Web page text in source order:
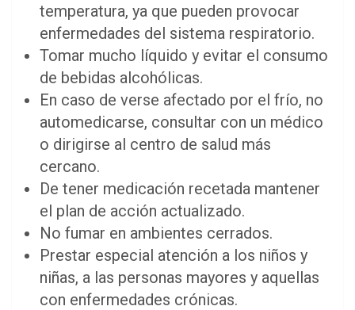
temperatura, ya que pueden provocar
enfermedades del sistema respiratorio.
Tomar mucho líquido y evitar el consumo
de bebidas alcohólicas.
En caso de verse afectado por el frío, no
automedicarse, consultar con un médico
o dirigirse al centro de salud más
cercano.
De tener medicación recetada mantener
el plan de acción actualizado.
No fumar en ambientes cerrados.
Prestar especial atención a los niños y
niñas, a las personas mayores y aquellas
con enfermedades crónicas.